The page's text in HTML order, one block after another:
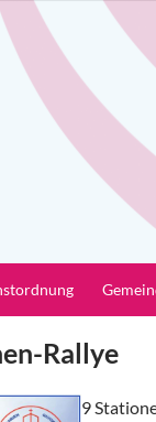
Rallye
9